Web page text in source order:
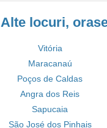
Alte locuri,
Vitória
Maracanaú
Poços de Caldas
Angra dos Reis
Sapucaia
São José dos Pinhais